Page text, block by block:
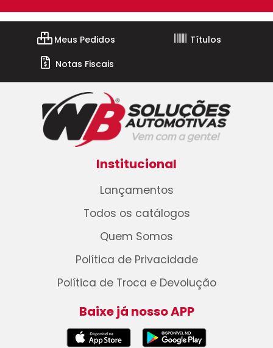
Meus Pedidos
Títulos
Notas Fiscais
Institucional
Lançamentos
Todos os catálogos
Quem Somos
Política de Privacidade
Política de Troca e Devolução
Baixe já nosso APP